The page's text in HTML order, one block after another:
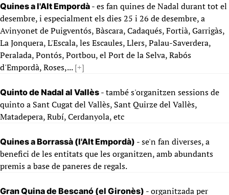
Quines a l'Alt Empordà - es fan quines de Nadal durant tot el
desembre, i especialment els dies 25 i 26 de desembre, a
Avinyonet de Puigventós, Bàscara, Cadaqués, Fortià, Garrigàs,
La Jonquera, L'Escala, les Escaules, Llers, Palau-Saverdera,
Peralada, Pontós, Portbou, el Port de la Selva, Rabós
d'Empordà, Roses,...[+]
Quinto de Nadal al Vallès - també s'organitzen sessions de
quinto a Sant Cugat del Vallès, Sant Quirze del Vallès,
Matadepera, Rubí, Cerdanyola, etc
Quines a Borrassà (l'Alt Empordà) - se'n fan diverses, a
benefici de les entitats que les organitzen, amb abundants
premis a base de paneres de regals.
Gran Quina de Bescanó (el Gironès) - organitzada per